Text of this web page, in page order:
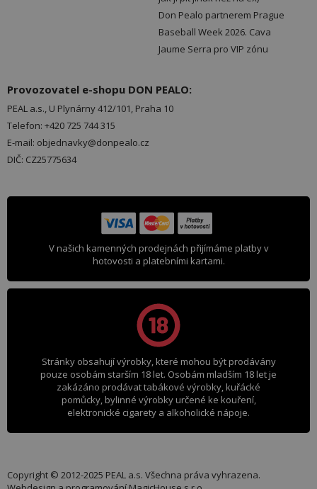
Don Pealo partnerem Prague
Baseball Week 2026. Cava
Jaume Serra pro VIP zónu
Provozovatel e-shopu DON PEALO:
PEAL a.s., U Plynárny 412/101, Praha 10
Telefon: +420 725 744 315
E-mail: objednavky@donpealo.cz
DIČ: CZ25775634
V našich kamenných prodejnách přijímáme platby v
hotovosti a platebními kartami.
Stránky obsahují výrobky, které mohou být prodávány
pouze osobám starším 18 let. Osobám mladším 18 let je
zakázáno prodávat tabákové výrobky, kuřácké
pomůcky, bylinné výrobky určené ke kouření,
elektronické cigarety a alkoholické nápoje.
Copyright © 2012-2025 PEAL a.s. Všechna práva vyhrazena.